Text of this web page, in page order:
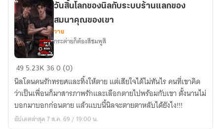
รัก(Omegaverse)
วัน
สิ้น
โลก
ของ
นิล
กับ
วันสิ้นโลกของนิลกับระบบร้านแลกของ
สมนาคุณของเขา
วาย
กระต่ายก็ต้องสีชมพูสิ
49 5.23K 360 (0)
นิลโดนคนรักทรยศและทิ้งให้ตาย แต่เสียใจได้ไม่ทันไร คนที่เขาคิด
ว่าเป็นเพื่อนก็มาสารภาพรักและเลือกตายไปพร้อมกับเขา ตั้งนานไม่
บอกมาบอกก่อนตาย แล้วแบบนี้นิลจะตายตาหลับได้ยังไง!!!
อัปเดตล่าสุด 7 ส.ค. 69 / 19:00 น.